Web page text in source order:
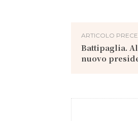
ARTICOLO
Battipaglia.
nuovo